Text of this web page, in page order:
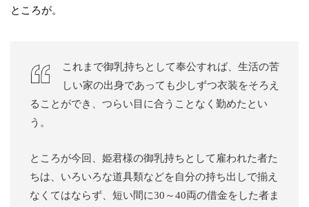
ところが。
これまで御乳持ちとして奉公すれば、生活の苦
しい家の出身であっても少しずつ衣装をそろえ
ることができ、つらい目に合うことなく勤めたとい
う。
ところが今回、姫君様の御乳持ちとして雇われた者た
ちは、いろいろな道具類などを自分の持ち出しで揃え
なくてはならず、短い間に30～40両の借金をした者ま